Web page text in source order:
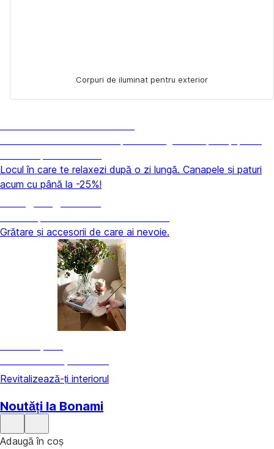
Corpuri de iluminat pentru exterior
Locul în care te relaxezi după o zi lungă. Canapele și paturi
acum cu până la -25%!
Grătare și accesorii de care ai nevoie.
Revitalizează-ți interiorul
Noutăți la Bonami
Adaugă în coș